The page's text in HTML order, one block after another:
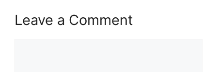
Leave a Comment